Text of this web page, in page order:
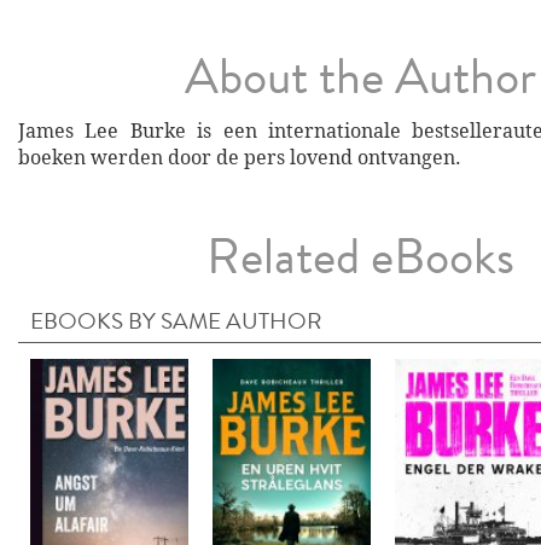
About the Author
James Lee Burke is een internationale
boeken werden door de pers lovend ontvangen.
Related eBooks
EBOOKS BY SAME AUTHOR